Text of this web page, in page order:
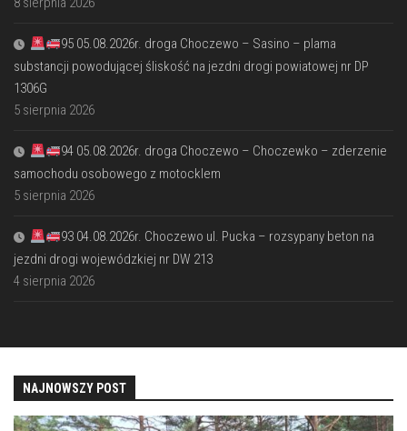
95 05.08.2026r. droga Choczewo – Sasino – plama
substancji powodującej śliskość na jezdni drogi powiatowej nr DP
1306G
5 sierpnia 2026
94 05.08.2026r. droga Choczewo – Choczewko – zderzenie
samochodu osobowego z motocklem
5 sierpnia 2026
93 04.08.2026r. Choczewo ul. Pucka – rozsypany beton na
jezdni drogi wojewódzkiej nr DW 213
4 sierpnia 2026
NAJNOWSZY POST